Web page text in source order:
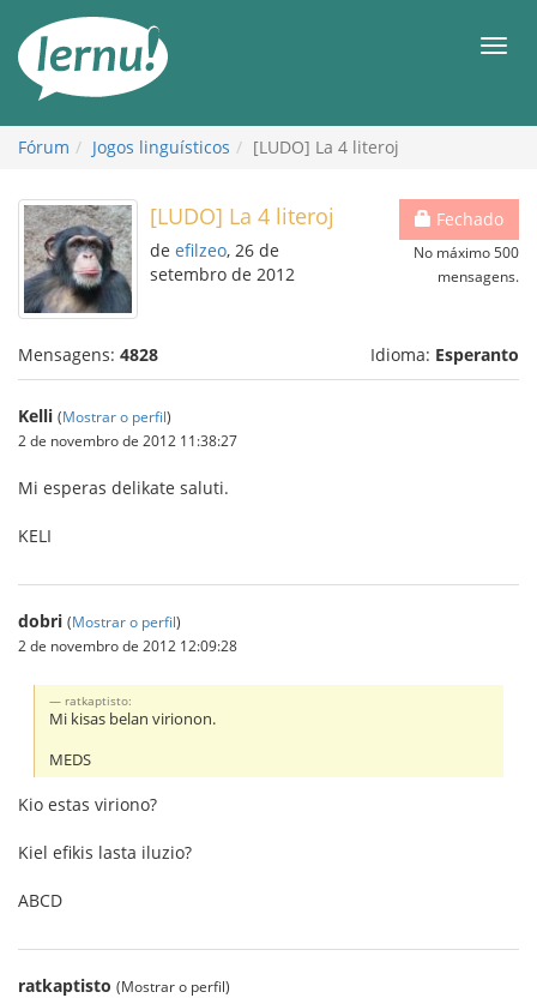
conteúdo
Fórum Jogos linguísticos [LUDO] La 4 literoj
Fechado
No máximo 500
mensagens.
[LUDO] La 4 literoj
de efilzeo, 26 de
setembro de 2012
Mensagens: 4828 Idioma: Esperanto
Kelli (Mostrar o perfil)
2 de novembro de 2012 11:38:27
Mi esperas delikate saluti.
KELI
dobri (Mostrar o perfil)
2 de novembro de 2012 12:09:28
ratkaptisto:
Mi kisas belan virionon.
MEDS
Kio estas viriono?
Kiel efikis lasta iluzio?
ABCD
ratkaptisto (Mostrar o perfil)